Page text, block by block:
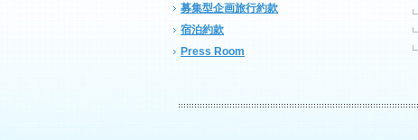
募集型企画旅行約款
宿泊約款
Press Room